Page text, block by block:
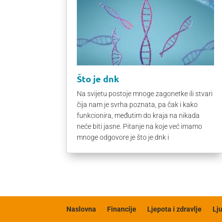
Što je dnk
Na svijetu postoje mnoge zagonetke ili stvari
čija nam je svrha poznata, pa čak i kako
funkcionira, međutim do kraja na nikada
neće biti jasne. Pitanje na koje već imamo
mnoge odgovore je što je dnk i
Naslovna Financije Ljepota i zdravlje